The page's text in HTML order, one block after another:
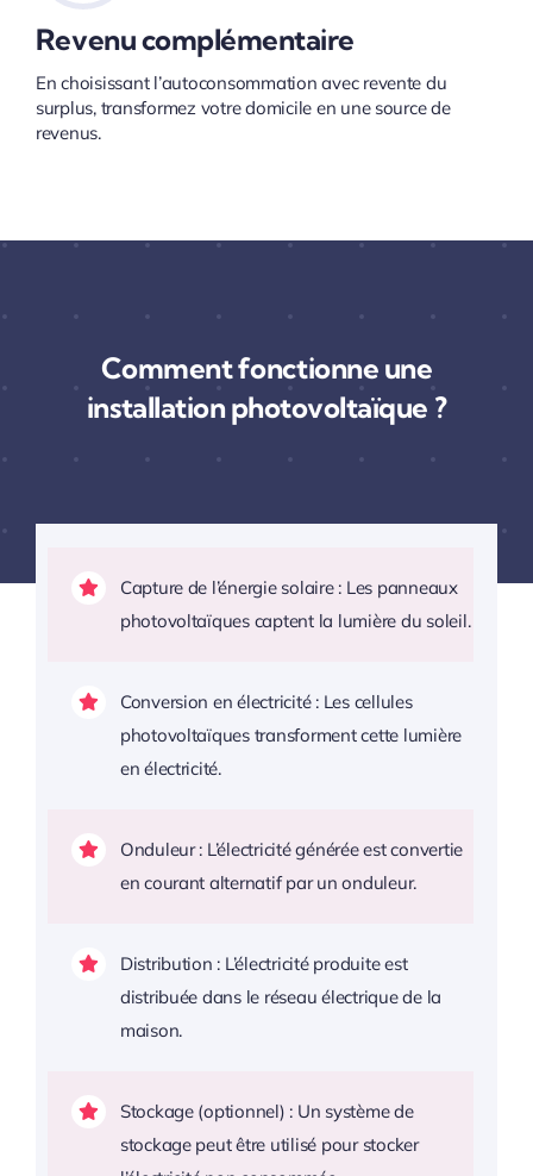
Revenu complémentaire
En choisissant l’autoconsommation avec revente du
surplus, transformez votre domicile en une source de
revenus.
Comment fonctionne une
installation photovoltaïque ?
Capture de l’énergie solaire : Les panneaux
photovoltaïques captent la lumière du soleil.
Conversion en électricité : Les cellules
photovoltaïques transforment cette lumière
en électricité.
Onduleur : L’électricité générée est convertie
en courant alternatif par un onduleur.
Distribution : L’électricité produite est
distribuée dans le réseau électrique de la
maison.
Stockage (optionnel) : Un système de
stockage peut être utilisé pour stocker